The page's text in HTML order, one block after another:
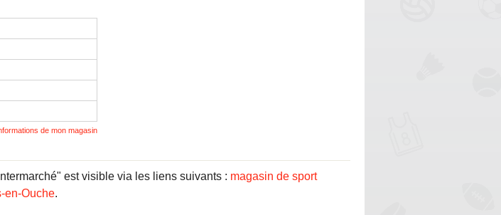
de mon magasin
est visible via les liens suivants : magasin de sport
en-Ouche.